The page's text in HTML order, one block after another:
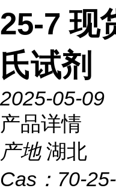
25-7 现
氏试剂
2025-05-09
产品详情
产地 湖北
Cas： 70-